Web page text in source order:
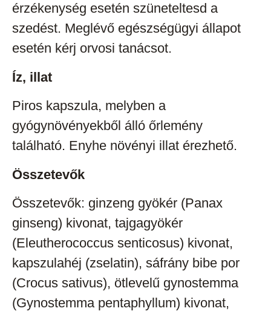
érzékenység esetén szüneteltesd a
szedést. Meglévő egészségügyi állapot
esetén kérj orvosi tanácsot.
Íz, illat
Piros kapszula, melyben a
gyógynövényekből álló őrlemény
található. Enyhe növényi illat érezhető.
Összetevők
Összetevők: ginzeng gyökér (Panax
ginseng) kivonat, tajgagyökér
(Eleutherococcus senticosus) kivonat,
kapszulahéj (zselatin), sáfrány bibe por
(Crocus sativus), ötlevelű gynostemma
(Gynostemma pentaphyllum) kivonat,